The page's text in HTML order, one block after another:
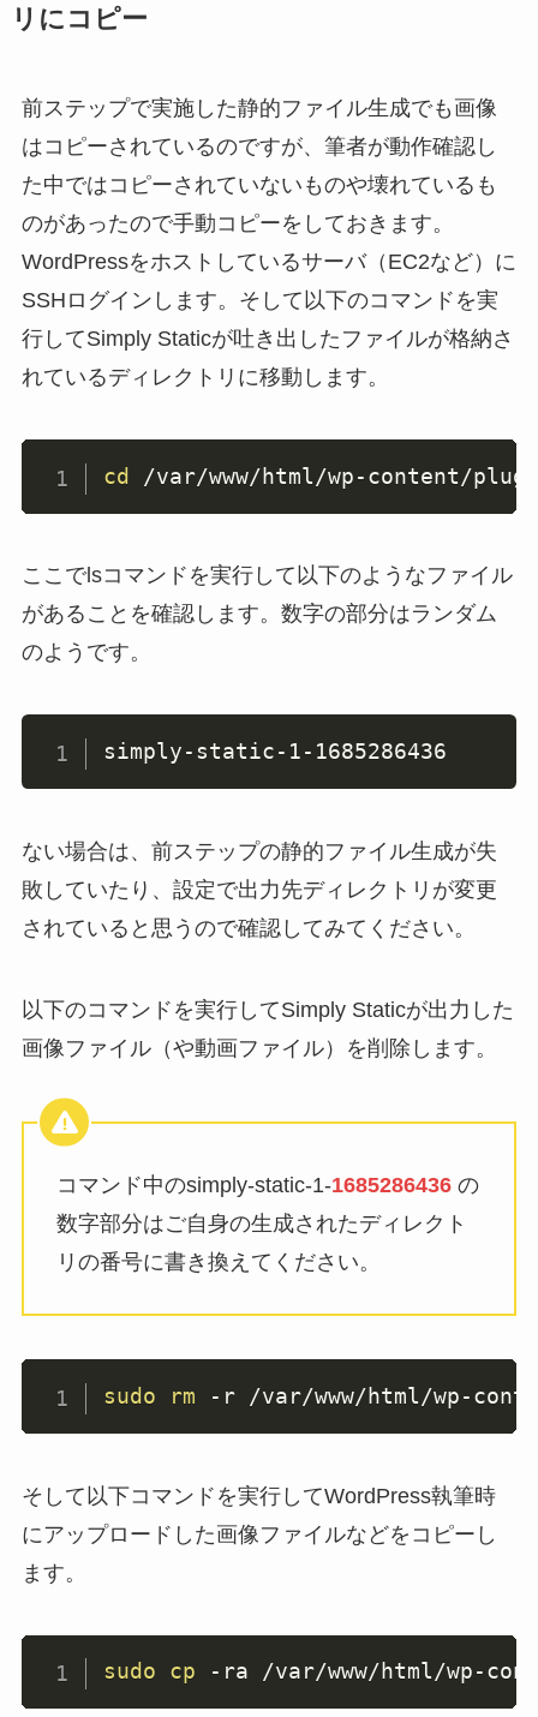
リにコピー
前ステップで実施した静的ファイル生成でも画像
はコピーされているのですが、筆者が動作確認し
た中ではコピーされていないものや壊れているも
のがあったので手動コピーをしておきます。
WordPressをホストしているサーバ（EC2など）に
SSHログインします。そして以下のコマンドを実
行してSimply Staticが吐き出したファイルが格納さ
れているディレクトリに移動します。
cd /var/www/html/wp-content/
ここでlsコマンドを実行して以下のようなファイル
があることを確認します。数字の部分はランダム
のようです。
simply-static-1-1685286436
ない場合は、前ステップの静的ファイル生成が失
敗していたり、設定で出力先ディレクトリが変更
されていると思うので確認してみてください。
以下のコマンドを実行してSimply Staticが出力した
画像ファイル（や動画ファイル）を削除します。
コマンド中のsimply-static-1-1685286436の
数字部分はご自身の生成されたディレクト
リの番号に書き換えてください。
sudo rm -r /var/www/html/wp-
そして以下コマンドを実行してWordPress執筆時
にアップロードした画像ファイルなどをコピーし
ます。
sudo cp -ra /var/www/html/wp-